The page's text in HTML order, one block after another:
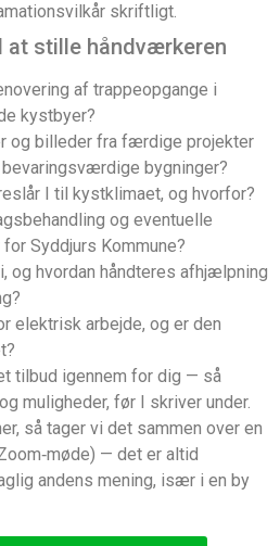
skriftligt.
at stille håndværkeren
af trappeopgange i
kystbyer?
og billeder fra færdige projekter
bygninger?
I til kystklimaet, og hvorfor?
og eventuelle
Syddjurs Kommune?
og hvordan håndteres afhjælpning
elektrisk arbejde, og er den
tilbud igennem for dig — så
muligheder, før I skriver under.
så tager vi det sammen over en
— det er altid
andens mening, især i en by